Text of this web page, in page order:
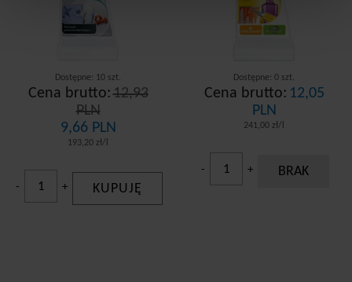
Dostępne: 10 szt.
Cena brutto: 12,93
PLN
9,66 PLN
193,20 zł/l
- + KUPUJĘ
Dostępne: 0 szt.
Cena brutto: 12,05
PLN
241,00 zł/l
- + BRAK